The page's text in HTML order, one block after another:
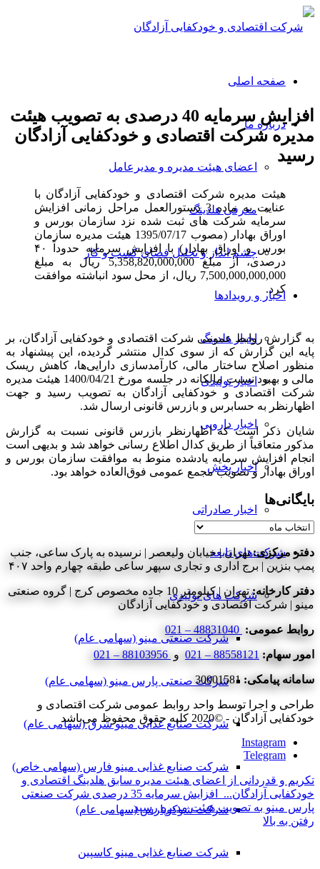
صفحه اصلی
درباره ما
اعضای هیئت مدیره و مدیرعامل
معرفی هلدینگ
چشم انداز و تحلیل فضای کسب و کار
اخبار و رویدادها
اخبار هلدینگ
اخبار تولیدی
اخبار دارویی
اخبار پخش
اخبار صادراتی
شرکت‌های تابعه
شرکت های تولیدی
شرکت صنعتی مینو (سهامی عام)
شرکت صنعتی پارس مینو (سهامی عام)
شرکت صنایع غذایی مینو شرق (سهامی عام)
شرکت صنایع غذایی مینو فارس (سهامی خاص)
شرکت شوکوپارس (سهامی عام)
شرکت صنایع غذایی مینو کاسپین
افزایش سرمایه 40 درصدی به تصویب هیئت
مدیره شرکت اقتصادی و خودکفایی آزادگان
رسید
هیئت مدیره شرکت اقتصادی و خودکفایی آزادگان با
عنایت به ماده 3 دستورالعمل مراحل زمانی افزایش
سرمایه شرکت های ثبت شده نزد سازمان بورس و
اوراق بهادار (مصوب 1395/07/17 هیئت مدیره سازمان
بورس و اوراق بهادار) با افزایش سرمایه حدوداً ۴۰
درصدی، از مبلغ 5,358,820,000,000 ریال به مبلغ
7,500,000,000,000 ریال، از محل سود انباشته موافقت
کرد.
به گزارش روابط عمومی شرکت اقتصادی و خودکفایی آزادگان، بر
پایه این گزارش که از سوی کدال منتشر گردیده، این پیشنهاد به
منظور اصلاح ساختار مالی، کارآمدسازی دارایی‌ها، کاهش ریسک
مالی و بهبود نسبت مالکانه در جلسه مورخ 1400/04/21 هیئت مدیره
شرکت اقتصادی و خودکفایی آزادگان به تصویب رسید و جهت
اظهارنظر به حسابرس و بازرس قانونی ارسال شد.
شایان ذکر است که اظهارنظر بازرس قانونی نسبت به گزارش
مذکور متعاقباً از طریق کدال اطلاع رسانی خواهد شد و بدیهی است
انجام افزایش سرمایه یادشده منوط به موافقت سازمان بورس و
اوراق بهادار و تصویب مجمع عمومی فوق‌العاده خواهد بود.
بایگانی‌ها
بایگانی‌ها
دفتر مرکزی:تهران | خیابان ولیعصر | نرسیده به پارک ساعی، جنب
پمپ بنزین | برج اداری و تجاری سپهر ساعی طبقه چهارم واحد ۴۰۷
دفتر کارخانه:
تهران | کیلومتر 10 جاده مخصوص کرج | گروه صنعتی
مینو | شرکت اقتصادی و خودکفایی آزادگان
روابط عمومی:
امور سهام: 88558121 – 021 و
سامانه پیامکی:
طراحی و اجرا توسط واحد روابط عمومی شرکت اقتصادی و
خودکفایی آزادگان - ©2020 کلیه حقوق محفوظ می‌باشد
Instagram
Telegram
تکریم و قدردانی از اعضای هیئت مدیره سابق هلدینگ اقتصادی و
خودکفایی آزادگان...
افزایش سرمایه 35 درصدی شرکت صنعتی
پارس مینو به تصویب هیئت مدیره رسید...
رفتن به بالا